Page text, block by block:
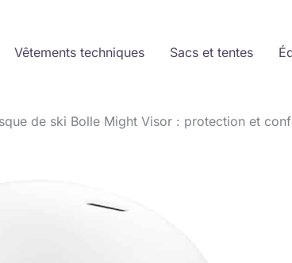
Vêtements techniques Sacs et tentes
de ski Bolle Might Visor : protection et